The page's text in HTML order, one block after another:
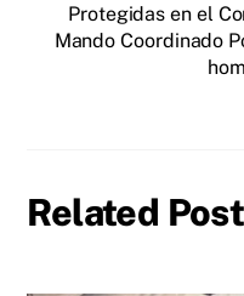
Protegidas en el
Mando Coordinado
Related